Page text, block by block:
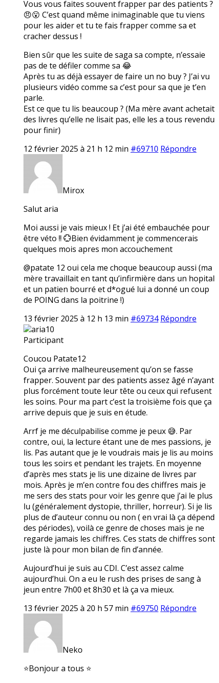
Vous vous faites souvent frapper par des patients ?
😠😮 C’est quand même inimaginable que tu viens
pour les aider et tu te fais frapper comme sa et
cracher dessus !
Bien sûr que les suite de saga sa compte, n’essaie
pas de te défiler comme sa 😂
Après tu as déjà essayer de faire un no buy ? J’ai vu
plusieurs vidéo comme sa c’est pour sa que je t’en
parle.
Est ce que tu lis beaucoup ? (Ma mère avant achetait
des livres qu’elle ne lisait pas, elle les a tous revendu
pour finir)
12 février 2025 à 21 h 12 min #69710 Répondre
Mirox
Salut aria
Moi aussi je vais mieux ! Et j’ai été embauchée pour
être véto !! 💮Bien évidamment je commencerais
quelques mois apres mon accouchement
@patate 12 oui cela me choque beaucoup aussi (ma
mère travaillait en tant qu’infirmière dans un hopital
et un patien bourré et d*ogué lui a donné un coup
de POING dans la poitrine !)
13 février 2025 à 12 h 13 min #69734 Répondre
aria10
Participant
Coucou Patate12
Oui ça arrive malheureusement qu’on se fasse
frapper. Souvent par des patients assez âgé n’ayant
plus forcément toute leur tête ou ceux qui refusent
les soins. Pour ma part c’est la troisième fois que ça
arrive depuis que je suis en étude.
Arrf je me déculpabilise comme je peux 😅. Par
contre, oui, la lecture étant une de mes passions, je
lis. Pas autant que je le voudrais mais je lis au moins
tous les soirs et pendant les trajets. En moyenne
d’après mes stats je lis une dizaine de livres par
mois. Après je m’en contre fou des chiffres mais je
me sers des stats pour voir les genre que j’ai le plus
lu (généralement dystopie, thriller, horreur). Si je lis
plus de d’auteur connu ou non ( en vrai là ça dépend
des périodes), voilà ce genre de choses mais je ne
regarde jamais les chiffres. Ces stats de chiffres sont
juste là pour mon bilan de fin d’année.
Aujourd’hui je suis au CDI. C’est assez calme
aujourd’hui. On a eu le rush des prises de sang à
jeun entre 7h00 et 8h30 et là ça va mieux.
13 février 2025 à 20 h 57 min #69750 Répondre
Neko
⭐Bonjour a tous ⭐